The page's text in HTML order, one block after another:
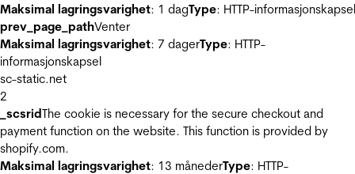
Maksimal lagringsvarighet: 1 dagType: HTTP-informasjonskapsel
prev_page_pathVenter
Maksimal lagringsvarighet: 7 dagerType: HTTP-
informasjonskapsel
sc-static.net
2
_scsridThe cookie is necessary for the secure checkout and
payment function on the website. This function is provided by
shopify.com.
Maksimal lagringsvarighet: 13 månederType: HTTP-